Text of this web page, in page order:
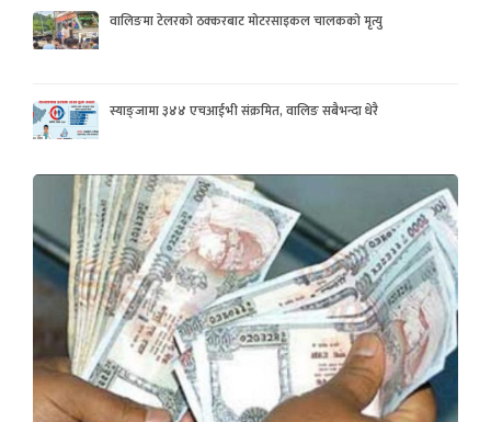
वालिङमा टेलरको ठक्करबाट मोटरसाइकल चालकको मृत्यु
स्याङ्जामा ३४४ एचआईभी संक्रमित, वालिङ सबैभन्दा धेरै